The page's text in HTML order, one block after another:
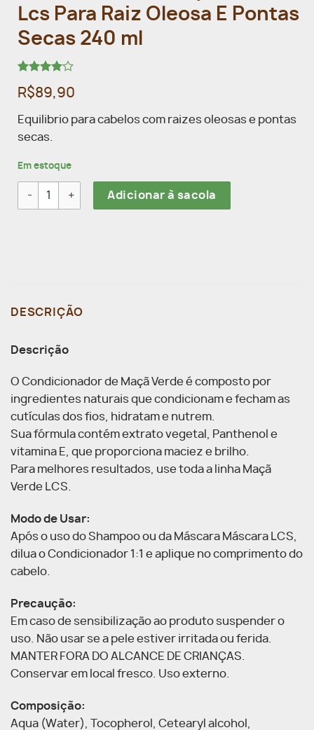
Lcs Para Raiz Oleosa E Pontas
Secas 240 ml
Avaliado
como
5, com
baseado
em
de
clientes
R$89,90
Equilibrio para cabelos com raizes oleosas e pontas
secas.
Em estoque
Condicionador Maçã Verde Lcs Para Raiz Oleosa E Pontas
Adicionar à sacola
DESCRIÇÃO
Descrição
O Condicionador de Maçã Verde é composto por
ingredientes naturais que condicionam e fecham as
cutículas dos fios, hidratam e nutrem.
Sua fórmula contém extrato vegetal, Panthenol e
vitamina E, que proporciona maciez e brilho.
Para melhores resultados, use toda a linha Maçã
Verde LCS.
Modo de Usar:
Após o uso do Shampoo ou da Máscara Máscara LCS,
dilua o Condicionador 1:1 e aplique no comprimento do
cabelo.
Precaução:
Em caso de sensibilização ao produto suspender o
uso. Não usar se a pele estiver irritada ou ferida.
MANTER FORA DO ALCANCE DE CRIANÇAS.
Conservar em local fresco. Uso externo.
Composição:
Aqua (Water), Tocopherol, Cetearyl alcohol,